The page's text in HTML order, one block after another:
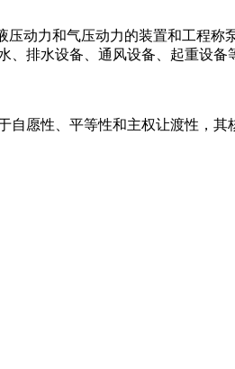
动力和气压动力的装置和工程称
排水设备、通风设备、起重设备
愿性、平等性和主权让渡性，